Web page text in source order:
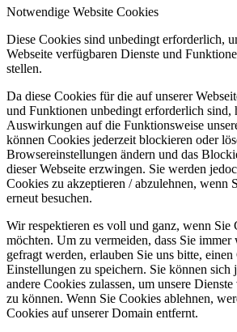
Notwendige Website Cookies
Diese Cookies sind unbedingt erforderlich,
Webseite verfügbaren Dienste und
stellen.
Da diese Cookies für die auf unserer
und Funktionen unbedingt erforderlich sind,
Auswirkungen auf die Funktionsweise
können Cookies jederzeit blockieren oder
Browsereinstellungen ändern und das
dieser Webseite erzwingen. Sie werden
Cookies zu akzeptieren / abzulehnen, wenn
erneut besuchen.
Wir respektieren es voll und ganz, wenn Sie
möchten. Um zu vermeiden, dass Sie
gefragt werden, erlauben Sie uns bitte,
Einstellungen zu speichern. Sie können sich
andere Cookies zulassen, um unsere
zu können. Wenn Sie Cookies ablehnen,
Cookies auf unserer Domain entfernt.